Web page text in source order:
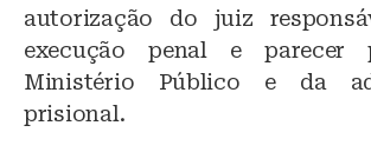
autorização do juiz
execução penal e parecer
Ministério Público e da
prisional.